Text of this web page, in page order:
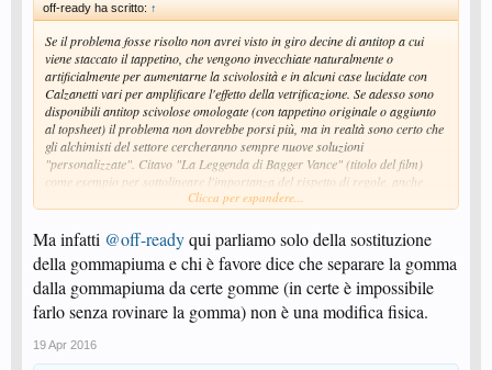
off-ready ha scritto: ↑
Se il problema fosse risolto non avrei visto in giro decine di antitop a cui
viene staccato il tappetino, che vengono invecchiate naturalmente o
artificialmente per aumentarne la scivolosità e in alcuni case lucidate con
Calzanetti vari per amplificare l'effetto della vetrificazione. Se adesso sono
disponibili antitop scivolose omologate (con tappetino originale o aggiunto
al topsheet) il problema non dovrebbe porsi più, ma in realtà sono certo che
gli alchimisti del settore cercheranno sempre nuove soluzioni
"personalizzate". Citavo "La Leggenda di Bagger Vance" (titolo del film)
come esempio per sottolineare l'importanza del rispetto di regole, anche
quelle più banali come quella che prevede di non modificare le
Clicca per espandere...
Ma infatti @off-readyqui parliamo solo della sostituzione
della gommapiuma e chi è favore dice che separare la gomma
dalla gommapiuma da certe gomme (in certe è impossibile
farlo senza rovinare la gomma) non è una modifica fisica.
19 Apr 2016